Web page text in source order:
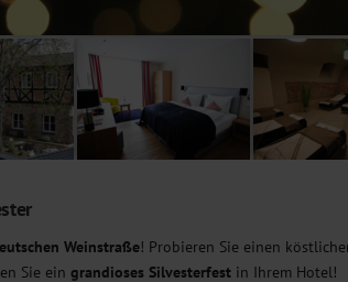
Weinstraße! Probieren Sie einen
Sie ein grandioses Silvesterfest in Ihrem Hotel!
Cookies werden genutzt, um Ihnen